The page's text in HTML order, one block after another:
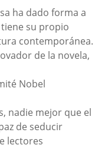
ha dado forma a
su propio
contemporánea.
de la novela,
Nobel
nadie mejor que el
de seducir
lectores